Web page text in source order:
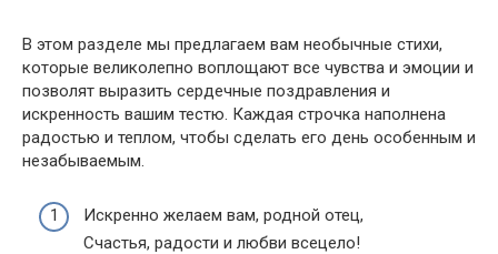
В этом разделе мы предлагаем вам необычные стихи,
которые великолепно воплощают все чувства и эмоции и
позволят выразить сердечные поздравления и
искренность вашим тестю. Каждая строчка наполнена
радостью и теплом, чтобы сделать его день особенным и
незабываемым.
Искренно желаем вам, родной отец,
Счастья, радости и любви всецело!